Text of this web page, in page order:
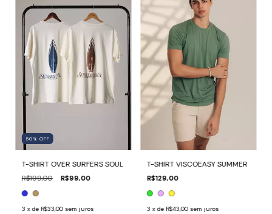
50 % OFF
T-SHIRT OVER SURFERS SOUL
R$199,00 R$99,00
3 x de R$33,00 sem juros
T-SHIRT VISCOEASY SUMMER
R$129,00
3 x de R$43,00 sem juros